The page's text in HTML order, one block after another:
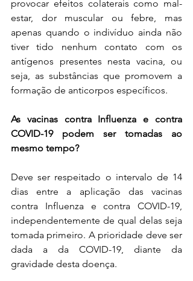
provocar efeitos colaterais como mal-
estar, dor muscular ou febre, mas
apenas quando o indivíduo ainda não
tiver tido nenhum contato com os
antígenos presentes nesta vacina, ou
seja, as substâncias que promovem a
formação de anticorpos específicos.
As vacinas contra Influenza e contra
COVID-19 podem ser tomadas ao
mesmo tempo?
Deve ser respeitado o intervalo de 14
dias entre a aplicação das vacinas
contra Influenza e contra COVID-19,
independentemente de qual delas seja
tomada primeiro. A prioridade deve ser
dada a da COVID-19, diante da
gravidade desta doença.